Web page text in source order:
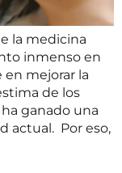
la medicina
inmenso en
en mejorar la
de los
ganado una
actual. Por eso,